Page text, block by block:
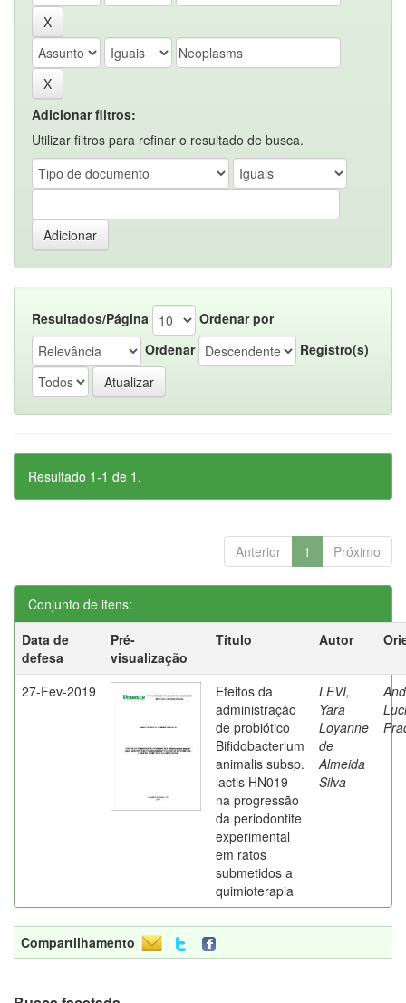
Adicionar filtros:
Utilizar filtros para refinar o resultado de busca.
Resultados/Página
Ordenar por
Ordenar
Registro(s)
Resultado 1-1 de 1.
Anterior 1 Próximo
Conjunto de itens:
Data de
defesa
Pré-
visualização
Título Autor
27-Fev-2019
Efeitos da
administração
de probiótico
Bifidobacterium
animalis subsp.
lactis HN019
na progressão
da periodontite
experimental
em ratos
submetidos a
quimioterapia
LEVI,
Yara
Loyanne
de
Almeida
Silva
Compartilhamento